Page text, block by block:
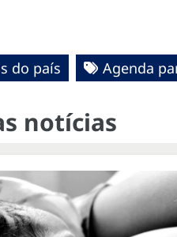
do país Agenda
notícias